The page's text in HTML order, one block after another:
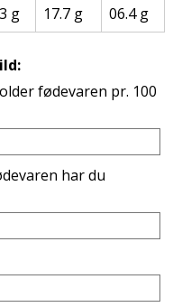
g 17.7 g 06.4 g
fødevaren pr. 100
har du